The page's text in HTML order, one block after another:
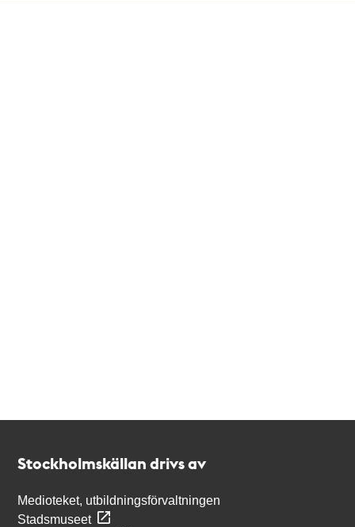
Stockholmskällan drivs av
Medioteket, utbildningsförvaltningen
Stadsmuseet